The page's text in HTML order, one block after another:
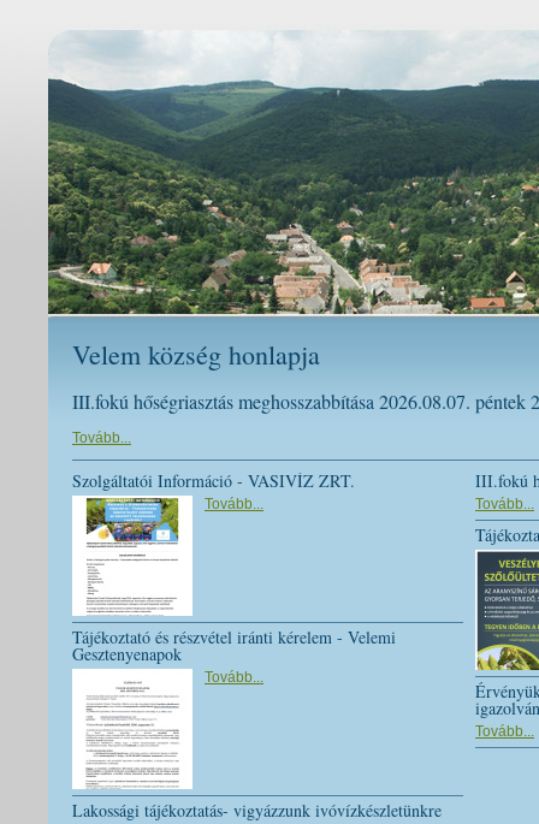
Velem község honlapja
III.fokú hőségriasztás meghosszabbítása 2026.08.07. péntek
Tovább...
Szolgáltatói Információ - VASIVÍZ ZRT.
Tovább...
Tájékoztató és részvétel iránti kérelem - Velemi
Gesztenyenapok
Tovább...
Lakossági tájékoztatás- vigyázzunk ivóvízkészletünkre
III.fokú
Tovább...
Tovább...